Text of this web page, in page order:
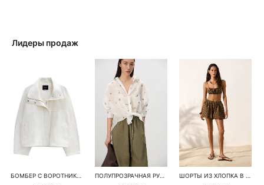
Лидеры продаж
БОМБЕР С ВОРОТНИКОМ-СТОЙКОЙ ПОЛУПРОЗРАЧНАЯ РУБАШКА С РОМАШКАМИ ШОРТЫ ИЗ ХЛОПКА В КЛЕТКУ